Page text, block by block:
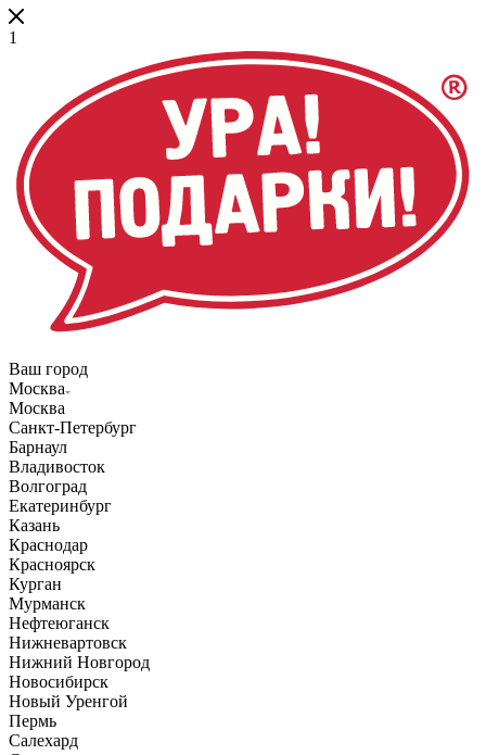
1
Ваш город
Москва
Москва
Санкт-Петербург
Барнаул
Владивосток
Волгоград
Екатеринбург
Казань
Краснодар
Красноярск
Курган
Мурманск
Нефтеюганск
Нижневартовск
Нижний Новгород
Новосибирск
Новый Уренгой
Пермь
Салехард